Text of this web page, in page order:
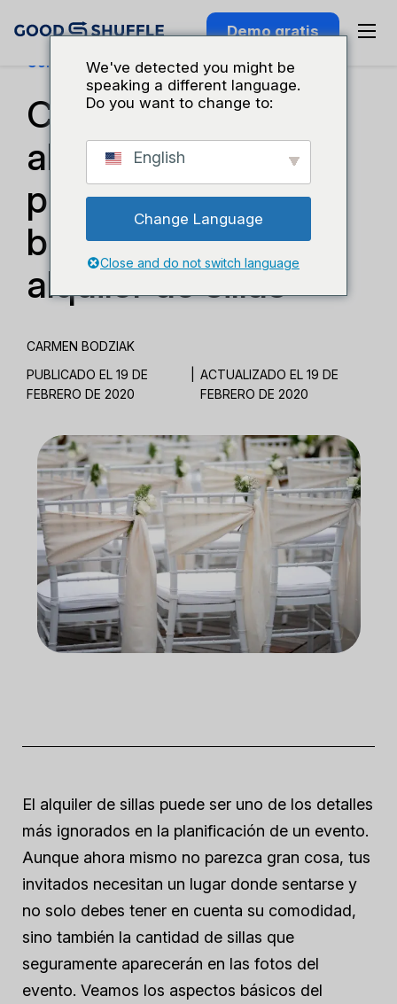
Demo gratis
Conocimiento Del Sector
Consejos para el
alquiler de material
para eventos: Lo
básico sobre el
alquiler de sillas
CARMEN BODZIAK
PUBLICADO EL 19 DE
FEBRERO DE 2020
ACTUALIZADO EL 19 DE
FEBRERO DE 2020
El alquiler de sillas puede ser uno de los detalles
más ignorados en la planificación de un evento.
Aunque ahora mismo no parezca gran cosa, tus
invitados necesitan un lugar donde sentarse y
no solo debes tener en cuenta su comodidad,
sino también la cantidad de sillas que
seguramente aparecerán en las fotos del
evento. Veamos los aspectos básicos del
We've detected you might be
speaking a different language.
Do you want to change to:
English
Change Language
Close and do not switch language